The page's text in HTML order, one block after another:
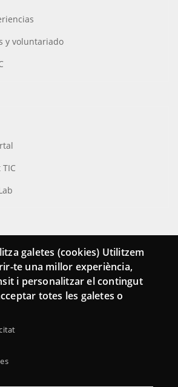
y voluntariado
galetes (cookies) Utilitzem
te una millor experiència,
i personalitzar el contingut
totes les galetes o